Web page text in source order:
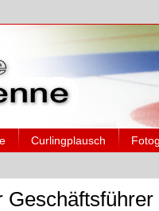
Curlingplausch